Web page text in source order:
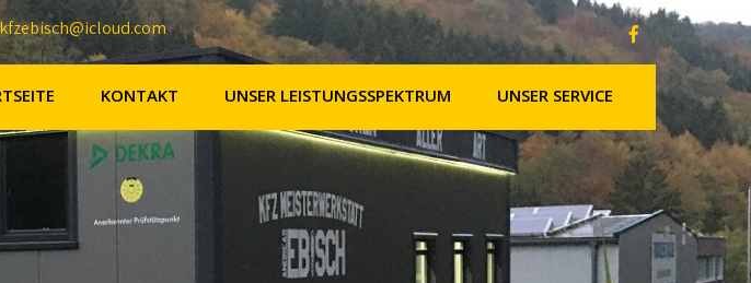
KONTAKT UNSER LEISTUNGSSPEKTRUM UNSER SERVICE